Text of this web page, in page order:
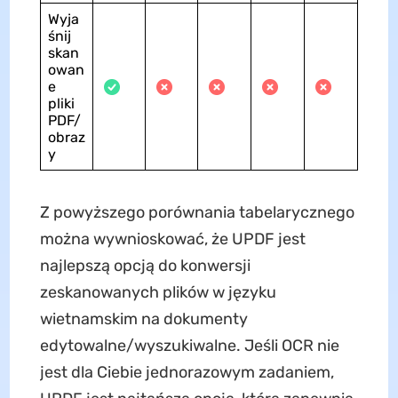
Wyja
śnij
skan
owan
e
pliki
PDF/
obraz
y
Z powyższego porównania tabelarycznego
można wywnioskować, że UPDF jest
najlepszą opcją do konwersji
zeskanowanych plików w języku
wietnamskim na dokumenty
edytowalne/wyszukiwalne. Jeśli OCR nie
jest dla Ciebie jednorazowym zadaniem,